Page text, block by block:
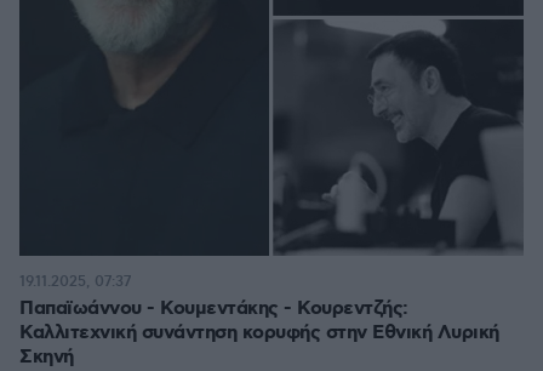
Παπαϊωάννου - Κουμεντάκης - Κουρεντζής:
Καλλιτεχνική συνάντηση κορυφής στην Εθνική Λυρική
Σκηνή
19.11.2025, 07:37